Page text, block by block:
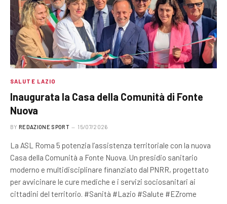
SALUTE LAZIO
Inaugurata la Casa della Comunità di Fonte
Nuova
BY REDAZIONE SPORT 15/07/2026
La ASL Roma 5 potenzia l’assistenza territoriale con la nuova
Casa della Comunità a Fonte Nuova. Un presidio sanitario
moderno e multidisciplinare finanziato dal PNRR, progettato
per avvicinare le cure mediche e i servizi sociosanitari ai
cittadini del territorio. #Sanità #Lazio #Salute #EZrome